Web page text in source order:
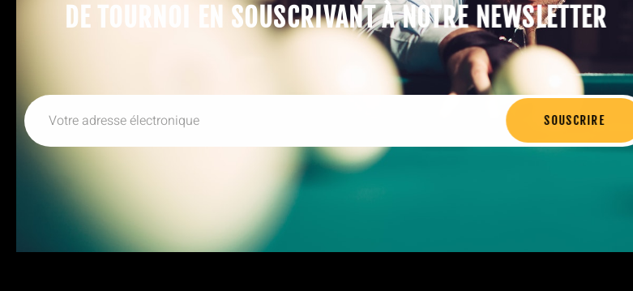
DE TOURNOI EN SOUSCRIVANT À NOTRE NEWSLETTER
SOUSCRIRE